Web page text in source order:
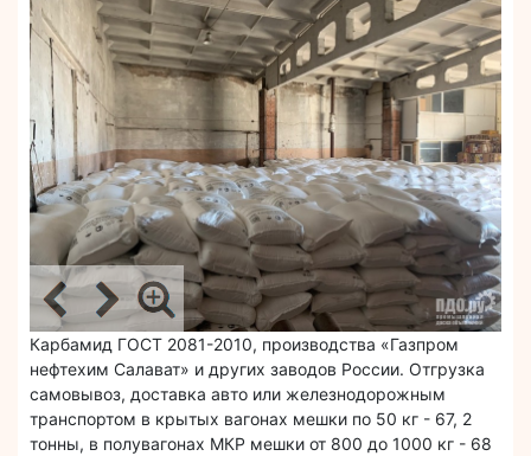
Карбамид ГОСТ 2081-2010, производства «Газпром
нефтехим Салават» и других заводов России. Отгрузка
самовывоз, доставка авто или железнодорожным
транспортом в крытых вагонах мешки по 50 кг - 67, 2
тонны, в полувагонах МКР мешки от 800 до 1000 кг - 68